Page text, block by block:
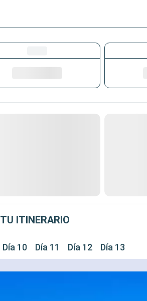
TU ITINERARIO
Día 10 Día 11 Día 12 Día 13